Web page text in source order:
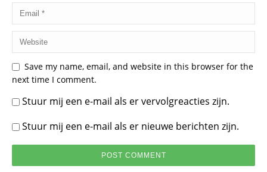
Save my name, email, and website in this browser for the
next time I comment.
Stuur mij een e-mail als er vervolgreacties zijn.
Stuur mij een e-mail als er nieuwe berichten zijn.